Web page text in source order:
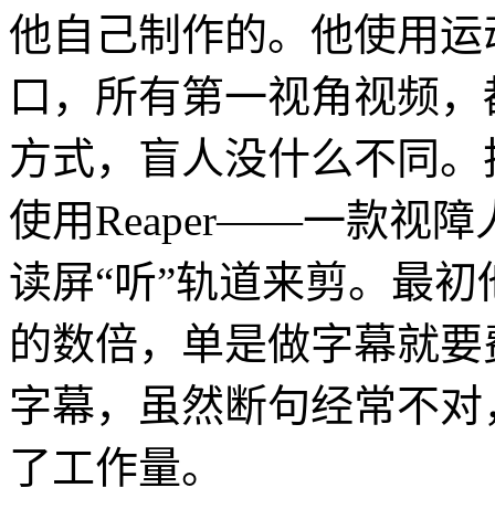
他自己制作的。他使用
口，所有第一视角视频
方式，盲人没什么不同
使用Reaper——一款视障
读屏“听”轨道来剪。最
的数倍，单是做字幕就
字幕，虽然断句经常不
了工作量。